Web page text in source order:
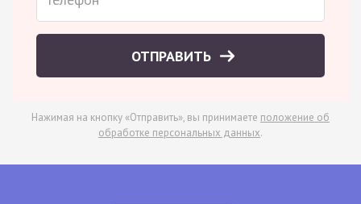
ОТПРАВИТЬ
Нажимая на кнопку «Отправить», вы принимаете положение об
обработке персональных данных.